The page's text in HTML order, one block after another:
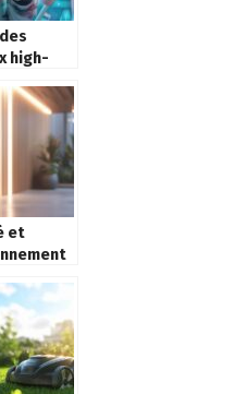
high-
pour la
pères
et